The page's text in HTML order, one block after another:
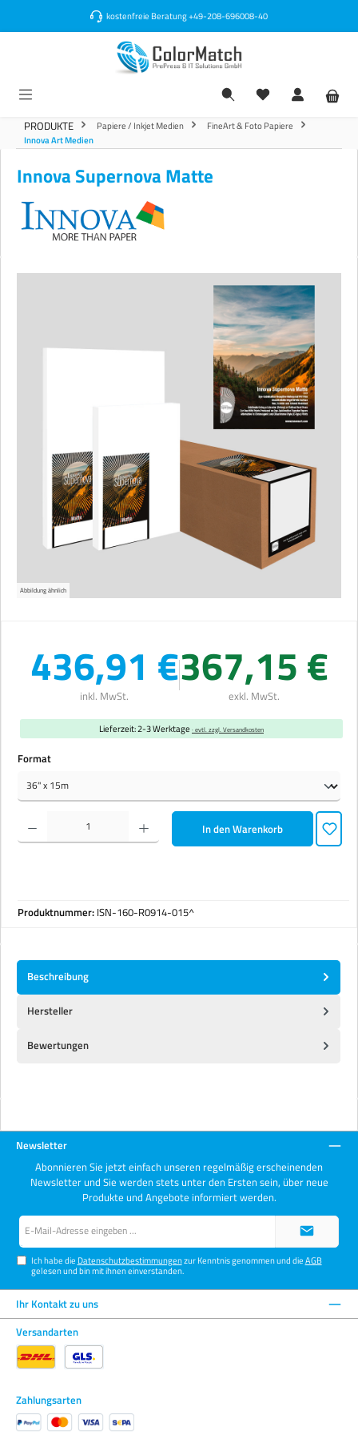
kostenfreie Beratung+49-208-696008-40
PRODUKTE Papiere / Inkjet Medien
FineArt & Foto Papiere
Innova Art Medien
Innova Supernova Matte
Abbildung ähnlich
436,91 €
inkl. MwSt.
367,15 €
exkl. MwSt.
Lieferzeit: 2-3 Werktage · evtl. zzgl. Versandkosten
Formatauswählen
Produkt Anzahl: Gib den gewünschten Wert ein oder benutze die Schaltflächen um die Anzahl zu
In den Warenkorb
Produktnummer: ISN-160-R0914-015^
Beschreibung
Hersteller
Bewertungen
Newsletter
Abonnieren Sie jetzt einfach unseren regelmäßig erscheinenden
Newsletter und Sie werden stets unter den Ersten sein, über neue
Produkte und Angebote informiert werden.
Ich habe die Datenschutzbestimmungenzur Kenntnis genommen und dieAGB
gelesen und bin mit ihnen einverstanden.
Ihr Kontakt zu uns
Versandarten
Zahlungsarten